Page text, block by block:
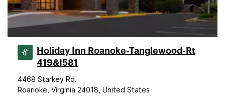
Holiday Inn Roanoke-Tanglewood-Rt
419&I581
4468 Starkey Rd.
Roanoke, Virginia 24018, United States